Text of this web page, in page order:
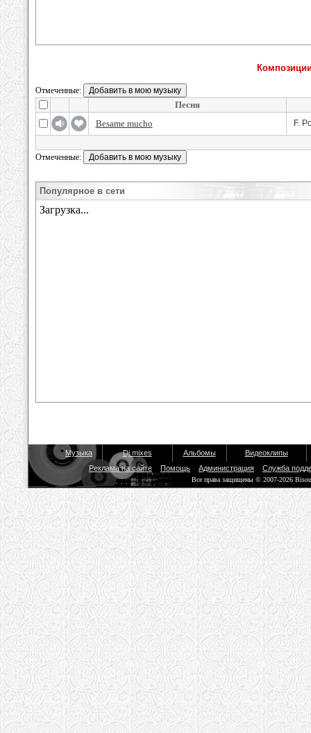
Отмеченные:
Песня
Besame mucho
F.
Отмеченные:
Популярное в сети
Музыка Dj mixes Альбомы
Видеоклипы
Реклама на сайте
Помощь Администрация Служба
Все права защищены © 2007-2026